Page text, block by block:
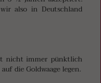
also in Deutschland
nicht immer pünktlich
die Goldwaage legen.